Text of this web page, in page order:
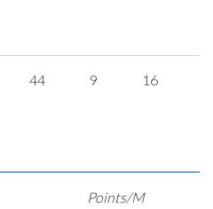
44 9 16
Points/M